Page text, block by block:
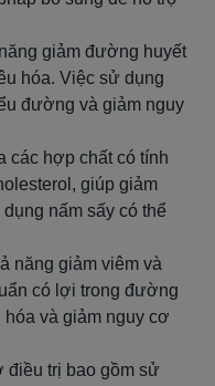
giảm đường huyết
hóa. Việc sử dụng
đường và giảm nguy
các hợp chất có tính
giúp giảm
nấm sấy có thể
năng giảm viêm và
có lợi trong đường
và giảm nguy cơ
điều trị bao gồm sử